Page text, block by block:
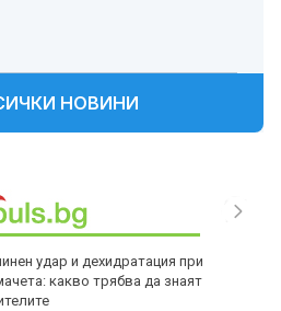
НОВИНИ
удар и дехидратация при
какво трябва да знаят